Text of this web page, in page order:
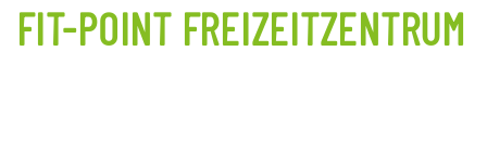
FIT-POINT FREIZEITZENTRUM